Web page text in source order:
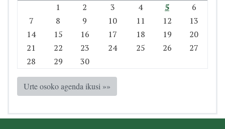
1
2 3 4 5
6
7
8 9 10 11 12
13
14
15 16 17 18 19
20
21
22 23 24 25 26
27
28
29 30
Urte osoko agenda ikusi »»